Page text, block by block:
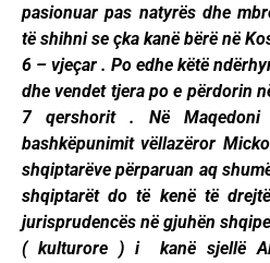
pasionuar pas natyrës dhe
të shihni se çka kanë bërë në
6 – vjeçar . Po edhe këtë
dhe vendet tjera po e përdorin
7 qershorit . Në
bashkëpunimit vëllazëror
shqiptarëve përparuan aq
shqiptarët do të kenë të
jurisprudencës në gjuhën
( kulturore ) i kanë sjellë